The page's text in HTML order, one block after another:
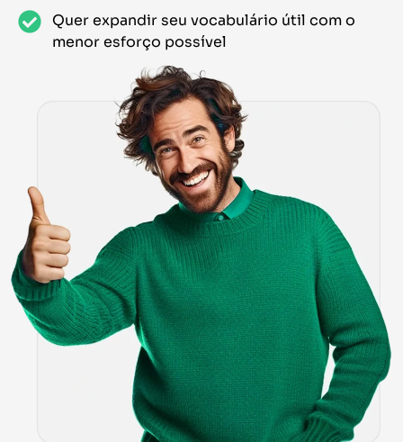
Quer expandir seu vocabulário útil com o
menor esforço possível